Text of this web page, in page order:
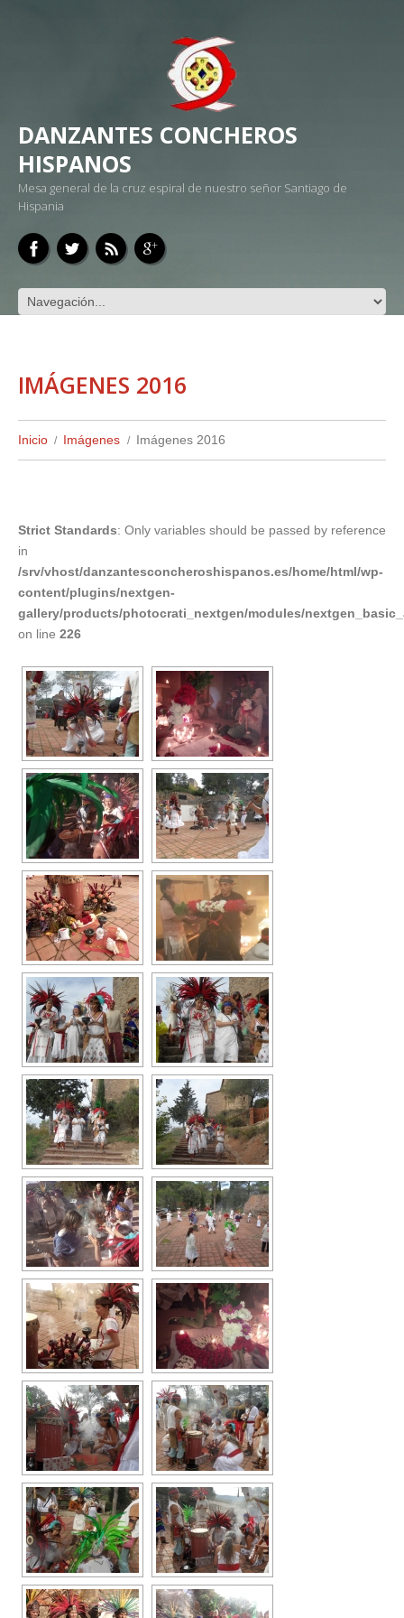
DANZANTES CONCHEROS
HISPANOS
Mesa general de la cruz espiral de nuestro señor Santiago de
Hispania
IMÁGENES 2016
Inicio Imágenes Imágenes 2016
Strict Standards: Only variables should be passed by reference
in
/srv/vhost/danzantesconcheroshispanos.es/home/html/wp-
content/plugins/nextgen-
gallery/products/photocrati_nextgen/modules/
on line 226